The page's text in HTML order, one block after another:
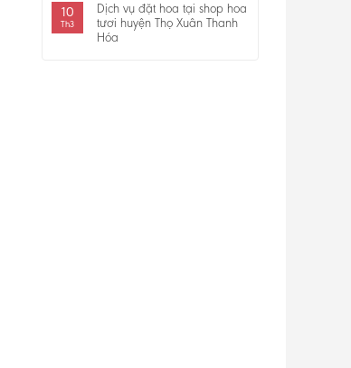
10
Th3
Dịch vụ đặt hoa tại shop hoa
tươi huyện Thọ Xuân Thanh
Hóa